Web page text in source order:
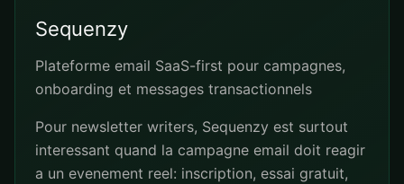
Sequenzy
Plateforme email SaaS-first pour campagnes,
onboarding et messages transactionnels
Pour newsletter writers, Sequenzy est surtout
interessant quand la campagne email doit reagir
a un evenement reel: inscription, essai gratuit,